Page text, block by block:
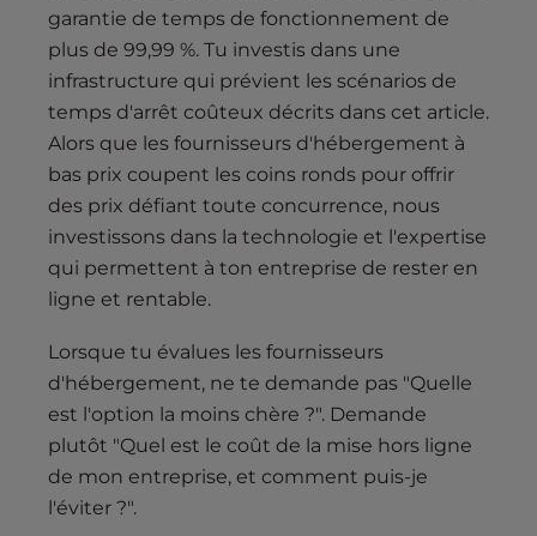
garantie de temps de fonctionnement de
plus de 99,99 %. Tu investis dans une
infrastructure qui prévient les scénarios de
temps d'arrêt coûteux décrits dans cet article.
Alors que les fournisseurs d'hébergement à
bas prix coupent les coins ronds pour offrir
des prix défiant toute concurrence, nous
investissons dans la technologie et l'expertise
qui permettent à ton entreprise de rester en
ligne et rentable.
Lorsque tu évalues les fournisseurs
d'hébergement, ne te demande pas "Quelle
est l'option la moins chère ?". Demande
plutôt "Quel est le coût de la mise hors ligne
de mon entreprise, et comment puis-je
l'éviter ?".